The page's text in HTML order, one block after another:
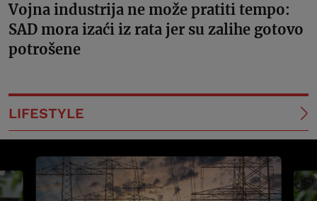
Vojna industrija ne može pratiti tempo:
SAD mora izaći iz rata jer su zalihe gotovo
potrošene
LIFESTYLE